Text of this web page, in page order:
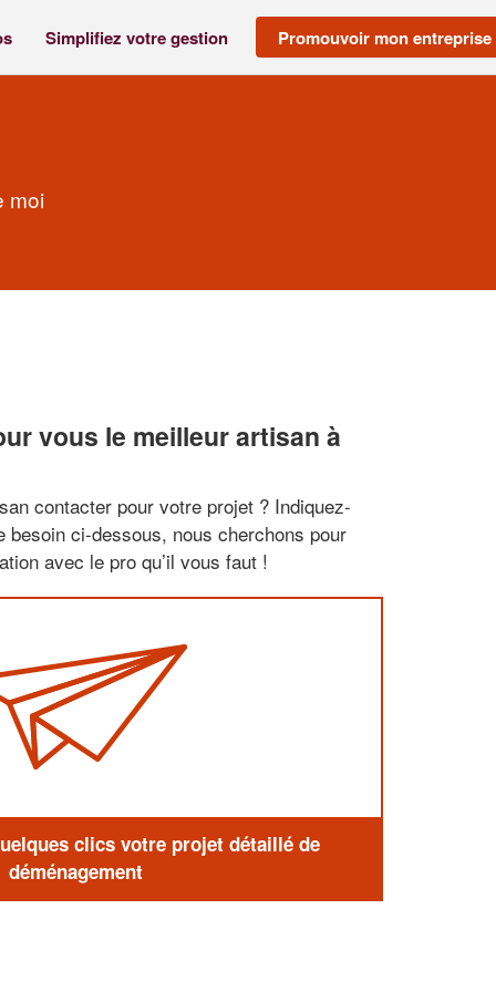
Simplifiez votre gestion Promouvoir mon entreprise
moi
vous le meilleur artisan à
contacter pour votre projet ? Indiquez-
besoin ci-dessous, nous cherchons pour
avec le pro qu’il vous faut !
clics votre projet détaillé de
déménagement